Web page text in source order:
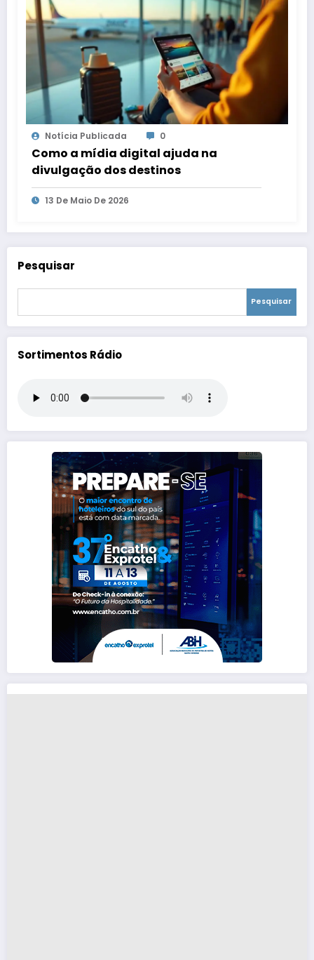
Notícia Publicada 0
Como a mídia digital ajuda na
divulgação dos destinos
13 De Maio De 2026
Pesquisar
Pesquisar
Sortimentos Rádio